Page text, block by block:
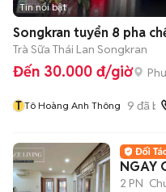
Tin nổi bật
Songkran tuyển 8 pha
Trà Sữa Thái Lan Songkran
Đến 30.000 đ/giờ
T Tô Hoàng Anh Thông 9 đã
NGAY
2 PN